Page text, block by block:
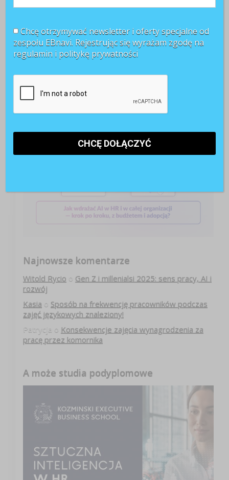
sztucznej inteligencji
POLECANE RAPORTY
Najnowsze komentarze
Witold Rycio o Gen Z i millenialsi 2025: sens pracy, AI i
rozwój
Kasia o Sposób na frekwencję pracowników podczas
zajęć językowych znaleziony!
Patrycja o Konsekwencje zajęcia wynagrodzenia za
pracę przez komornika
A może studia podyplomowe
Chcę otrzymywać newsletter i oferty specjalne od
zespołu EBnavi. Rejestrując się wyrażam zgodę na
regulamin i politykę prywatności